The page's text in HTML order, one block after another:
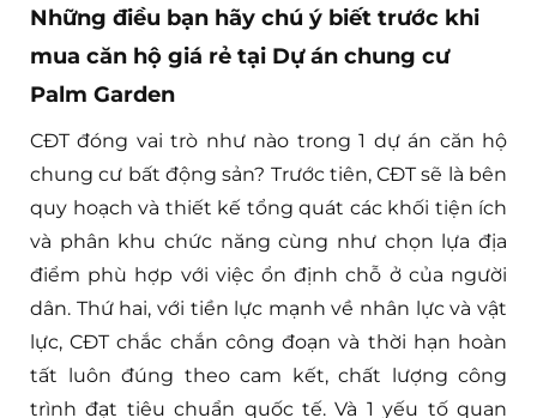
Những điều bạn hãy chú ý biết trước khi
mua căn hộ giá rẻ tại Dự án chung cư
Palm Garden
CĐT đóng vai trò như nào trong 1 dự án căn hộ
chung cư bất động sản? Trước tiên, CĐT sẽ là bên
quy hoạch và thiết kế tổng quát các khối tiện ích
và phân khu chức năng cùng như chọn lựa địa
điểm phù hợp với việc ổn định chỗ ở của người
dân. Thứ hai, với tiền lực mạnh về nhân lực và vật
lực, CĐT chắc chắn công đoạn và thời hạn hoàn
tất luôn đúng theo cam kết, chất lượng công
trình đạt tiêu chuẩn quốc tế. Và 1 yếu tố quan